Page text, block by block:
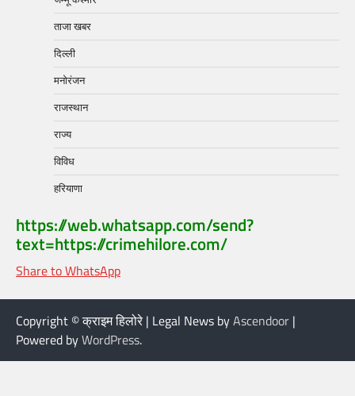
ताजा खबर
दिल्ली
मनोरंजन
राजस्थान
राज्य
विविध
हरियाणा
https://web.whatsapp.com/send?
text=https://crimehilore.com/
Share to WhatsApp
Copyright © क्राइम हिलोरे | Legal News byAscendoor |
Powered byWordPress.